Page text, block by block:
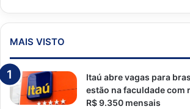
MAIS VISTO
Itaú abre vagas para
estão na faculdade com
R$ 9.350 mensais